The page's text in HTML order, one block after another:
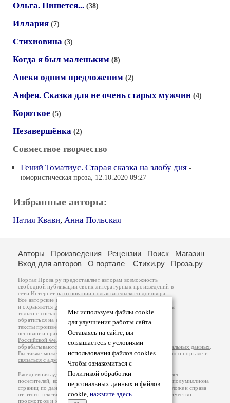
Ольга. Пишется... (38)
Иллария (7)
Стихиовина (3)
Когда я был маленьким (8)
Анеки одним предложеним (2)
Анфея. Сказка для не очень старых мужчин (4)
Короткое (5)
Незавершёнка (2)
Совместное творчество
Гений Томатиус. Старая сказка на злобу дня -
юмористическая проза, 12.10.2020 09:27
Избранные авторы:
Натия Квави, Анна Польская
Мы используем файлы cookie
для улучшения работы сайта.
Оставаясь на сайте, вы
соглашаетесь с условиями
использования файлов cookies.
Чтобы ознакомиться с
Политикой обработки
персональных данных и файлов
cookie, нажмите здесь.
Авторы Произведения Рецензии Поиск
Магазин
Вход для авторов
О портале Стихи.ру Проза.ру
Портал Проза.ру предоставляет авторам возможность
свободной публикации своих литературных произведений в
сети Интернет на основаниипользовательского договора
Все авторские права на произведения принадлежат авторам
и охраняются законом
. Перепечатка произведений возможна
только с согласия его автора, к которому вы можете
обратиться на его авторской странице. Ответственность за
тексты произведений авторы несут самостоятельно на
основанииправил публикацииизаконодательства
Российской Федерации
обрабатываются на основанииПолитики обработки персональных данных
Вы также можете посмотреть более подробнуюинформацию о портале и
связаться с администрацией
Ежедневная аудитория портала Проза.ру – порядка 100 тысяч
посетителей, которые в общей сумме просматривают более полумиллиона
страниц по данным счетчика посещаемости, который расположен справа
от этого текста. В каждой графе указано по две цифры: количество
просмотров и количество посетителей.